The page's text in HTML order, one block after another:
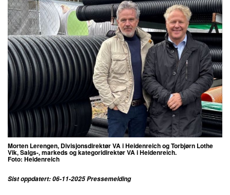
Morten Lerengen, Divisjonsdirektør VA i Heidenreich og Torbjørn Lothe
Vik, Salgs-, markeds og kategoridirektør VA i Heidenreich.
Foto: Heidenreich
Sist oppdatert: 06-11-2025 Pressemelding